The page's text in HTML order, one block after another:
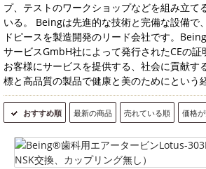
プ、テストのワークショップなどを組み立て
いる。 Beingは先進的な技術と完備な設備で
ドピースを製造開発のリード会社です。
サービスGmbH社によって発行されたCEの証
お客様にサービスを提供する、社会に貢献す
標と高品質の製品で健康と美のためにという
おすすめ順 最新の商品 売れている順 価格